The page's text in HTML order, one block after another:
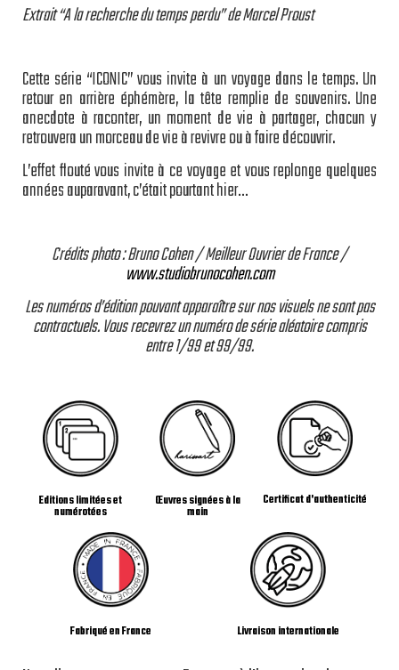
Extrait “A la recherche du temps perdu” de Marcel Proust
Cette série “ICONIC” vous invite à un voyage dans le temps. Un
retour en arrière éphémère, la tête remplie de souvenirs. Une
anecdote à raconter, un moment de vie à partager, chacun y
retrouvera un morceau de vie à revivre ou à faire découvrir.
L’effet flouté vous invite à ce voyage et vous replonge quelques
années auparavant, c’était pourtant hier…
Crédits photo : Bruno Cohen / Meilleur Ouvrier de France /
www.studiobrunocohen.com
Les numéros d’édition pouvant apparaître sur nos visuels ne sont pas
contractuels. Vous recevrez un numéro de série aléatoire compris
entre 1/99 et 99/99.
Editions limitées et
numérotées
Œuvres signées à la
main
Certificat d'authenticité
Fabriqué en France Livraison internationale